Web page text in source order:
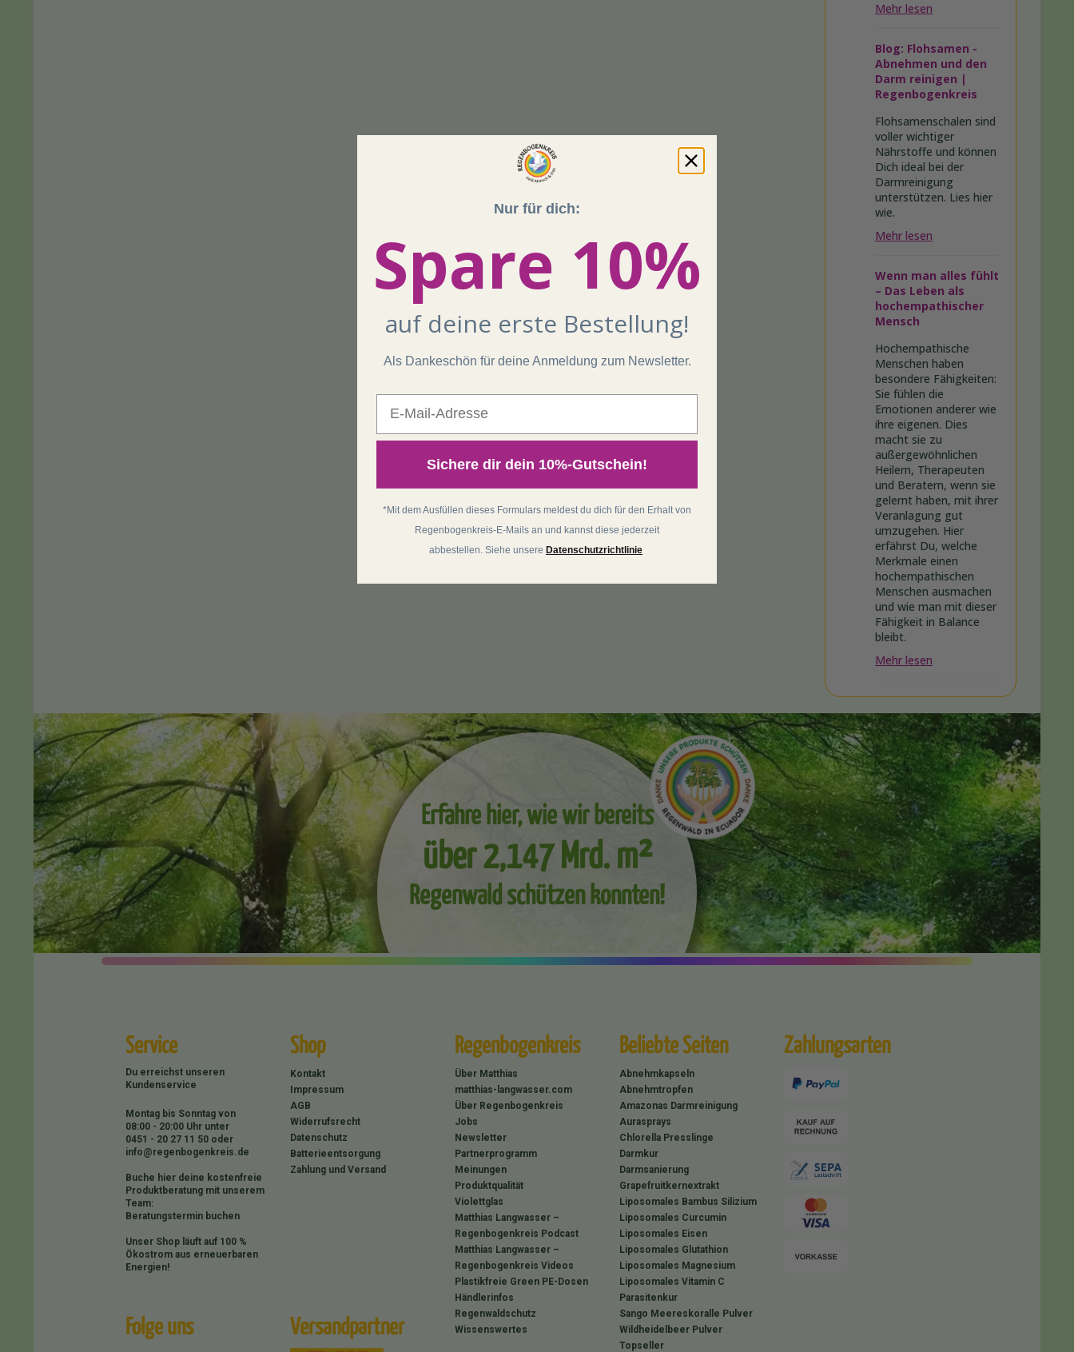
Mehr lesen
Blog: Flohsamen -
Abnehmen und den
Darm reinigen |
Regenbogenkreis
Flohsamenschalen sind
voller wichtiger
Nährstoffe und können
Dich ideal bei der
Darmreinigung
unterstützen. Lies hier
wie.
Mehr lesen
Wenn man alles fühlt
– Das Leben als
hochempathischer
Mensch
Hochempathische
Menschen haben
besondere Fähigkeiten:
Sie fühlen die
Emotionen anderer wie
ihre eigenen. Dies
macht sie zu
außergewöhnlichen
Heilern, Therapeuten
und Beratern, wenn sie
gelernt haben, mit ihrer
Veranlagung gut
umzugehen. Hier
erfährst Du, welche
Merkmale einen
hochempathischen
Menschen ausmachen
und wie man mit dieser
Fähigkeit in Balance
bleibt.
Mehr lesen
Erfahre hier, wie wir bereits
über 2,147 Mrd. m²
Regenwald schützen konnten!
Service
Du erreichst unseren
Kundenservice
Montag bis Sonntag von
08:00 - 20:00 Uhr unter
0451 - 20 27 11 50 oder
info@regenbogenkreis.de
Buche hier deine kostenfreie
Produktberatung mit unserem
Team:
Beratungstermin buchen
Unser Shop läuft auf 100 %
Ökostrom aus erneuerbaren
Energien!
Shop
Kontakt
Impressum
AGB
Widerrufsrecht
Datenschutz
Batterieentsorgung
Zahlung und Versand
Regenbogenkreis
Über Matthias
matthias-langwasser.com
Über Regenbogenkreis
Jobs
Newsletter
Partnerprogramm
Meinungen
Produktqualität
Violettglas
Matthias Langwasser –
Regenbogenkreis Podcast
Matthias Langwasser –
Regenbogenkreis Videos
Plastikfreie Green PE-Dosen
Händlerinfos
Regenwaldschutz
Wissenswertes
Beliebte Seiten
Abnehmkapseln
Abnehmtropfen
Amazonas Darmreinigung
Aurasprays
Chlorella Presslinge
Darmkur
Darmsanierung
Grapefruitkernextrakt
Liposomales Bambus Silizium
Liposomales Curcumin
Liposomales Eisen
Liposomales Glutathion
Liposomales Magnesium
Liposomales Vitamin C
Parasitenkur
Sango Meereskoralle Pulver
Wildheidelbeer Pulver
Topseller
Zahlungsarten
Folge uns Versandpartner
Nur für dich:
Spare 10%
auf deine erste Bestellung!
Als Dankeschön für deine Anmeldung zum Newsletter.
Sichere dir dein 10%-Gutschein!
*Mit dem Ausfüllen dieses Formulars meldest du dich für den Erhalt von
Regenbogenkreis-E-Mails an und kannst diese jederzeit
abbestellen. Siehe unsere Datenschutzrichtlinie